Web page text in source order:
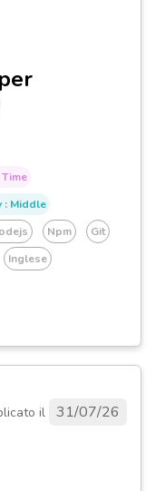
: Middle
Npm
Git
Inglese
il 31/07/26